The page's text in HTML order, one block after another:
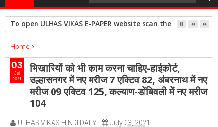
To open ULHAS VIKAS E-PAPER website scan the QR
Home
ambernath
Featured kalyan
ulhasnagar
भिखारियों को भी काम करना चाहिए-हाईकोर्ट, उल्हासनगर में नए मरीज 7 एक्टिव 82,
अंबरनाथ में नए मरीज 09 एक्टिव 125, कल्याण-डोंबिवली में नए मरीज 104
भिखारियों को भी काम करना चाहिए-हाईकोर्ट,
उल्हासनगर में नए मरीज 7 एक्टिव 82, अंबरनाथ में नए
मरीज 09 एक्टिव 125, कल्याण-डोंबिवली में नए मरीज
104
ULHAS VIKAS HINDI DAILY
July 03, 2021
03
Jul
2021